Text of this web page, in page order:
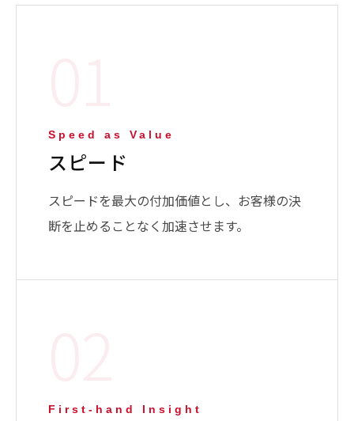
Speed as Value
スピード
スピードを最大の付加価値とし、お客様の決
断を止めることなく加速させます。
First-hand Insight